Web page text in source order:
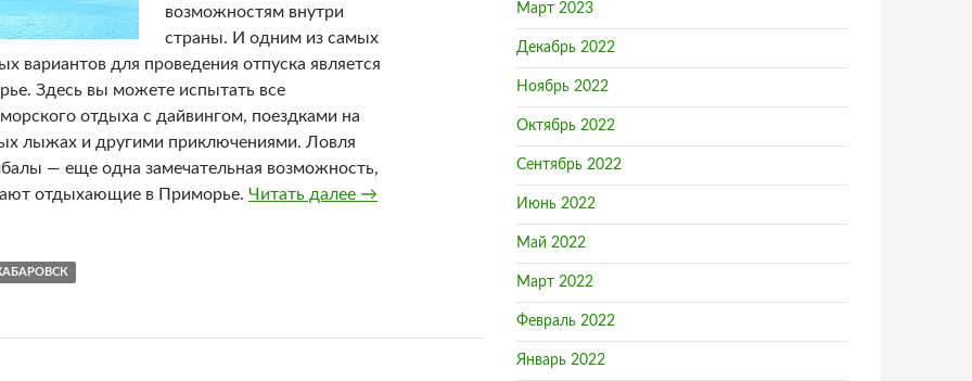
возможностям внутри
страны. И одним из самых
вариантов для проведения отпуска является
Здесь вы можете испытать все
отдыха с дайвингом, поездками на
лыжах и другими приключениями. Ловля
— еще одна замечательная возможность,
отдыхающие в Приморье. Читать далее Отдых в Приморье
→
Март 2023
Декабрь 2022
Ноябрь 2022
Октябрь 2022
Сентябрь 2022
Июнь 2022
Май 2022
Март 2022
Февраль 2022
Январь 2022